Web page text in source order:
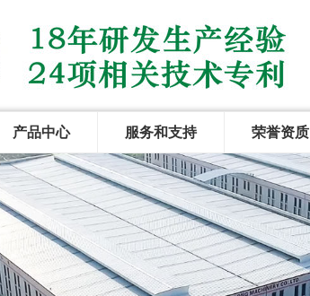
产品中心 服务和支持 荣誉资质